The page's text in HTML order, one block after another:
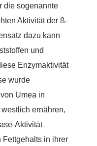
die sogenannte
Aktivität der ß-
dazu kann
und
Enzymaktivität
wurde
Umea in
ernähren,
Aktivität
Fettgehalts in ihrer